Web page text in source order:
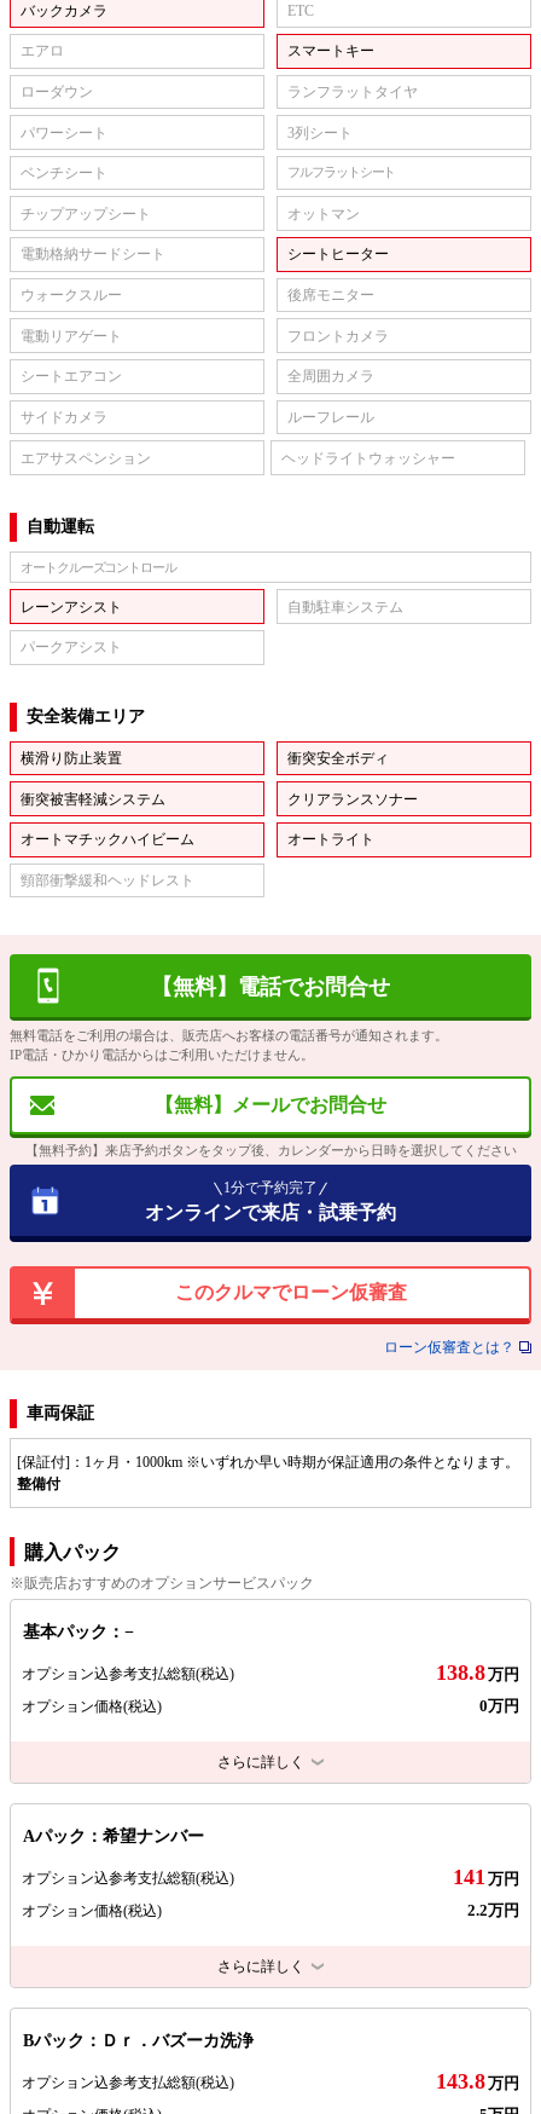
バックカメラ ETC
エアロ スマートキー
ローダウン ランフラットタイヤ
パワーシート 3列シート
ベンチシート フルフラットシート
チップアップシート オットマン
電動格納サードシート シートヒーター
ウォークスルー 後席モニター
電動リアゲート フロントカメラ
シートエアコン 全周囲カメラ
サイドカメラ ルーフレール
エアサスペンション ヘッドライトウォッシャー
自動運転
オートクルーズコントロール
レーンアシスト 自動駐車システム
パークアシスト
安全装備エリア
横滑り防止装置 衝突安全ボディ
衝突被害軽減システム クリアランスソナー
オートマチックハイビーム オートライト
頸部衝撃緩和ヘッドレスト
【無料】電話でお問合せ
無料電話をご利用の場合は、販売店へお客様の電話番号が通知されます。
IP電話・ひかり電話からはご利用いただけません。
【無料】メールでお問合せ
【無料予約】来店予約ボタンをタップ後、カレンダーから日時を選択してください
1分で予約完了
オンラインで来店・試乗予約
このクルマでローン仮審査
ローン仮審査とは？
車両保証
[保証付]：1ヶ月・1000km ※いずれか早い時期が保証適用の条件となります。
整備付
購入パック
※販売店おすすめのオプションサービスパック
基本パック：−
オプション込参考支払総額(税込) 138.8万円
オプション価格(税込) 0万円
さらに詳しく
Aパック：希望ナンバー
オプション込参考支払総額(税込) 141 万円
オプション価格(税込) 2.2万円
さらに詳しく
Bパック：Ｄｒ．バズーカ洗浄
オプション込参考支払総額(税込) 143.8万円